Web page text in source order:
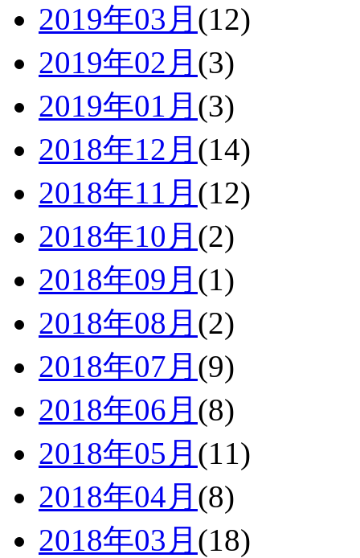
2019年03月 (12)
2019年02月 (3)
2019年01月 (3)
2018年12月 (14)
2018年11月 (12)
2018年10月 (2)
2018年09月 (1)
2018年08月 (2)
2018年07月 (9)
2018年06月 (8)
2018年05月 (11)
2018年04月 (8)
2018年03月 (18)